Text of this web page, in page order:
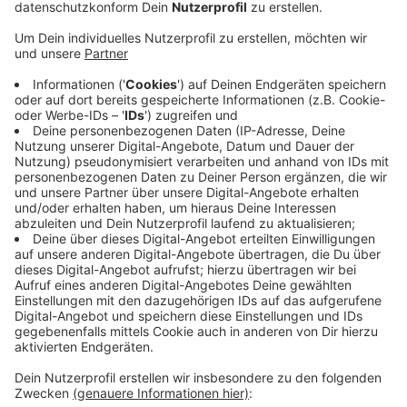
Anzeige
Laut dem Bürger Bund sei das Bahnhofsareal
mittlerweile wieder zum Problembereich geworden.
Einen Lösungsansatz hat die Oppositionspartei
allerdings nicht - der Antrag, aus dem Bahnhofsareal
eine Alkoholverbotszone zu machen, war im April
gescheitert. So eine Zone würde das Problem auch nur
verlagern, heißt es von der Ratskoalition. Im Bereich
rund um den Hauptbahnhof gab es bereits ein
Alkoholkonsumverbot: 2008 - da hieß das
Maximiliancenter noch Bonner Loch.
ES
Anzeige